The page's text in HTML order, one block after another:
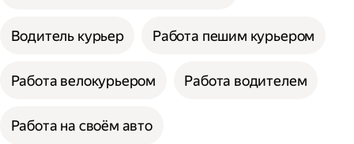
Водитель курьер Работа пешим курьером
Работа велокурьером Работа водителем
Работа на своём авто